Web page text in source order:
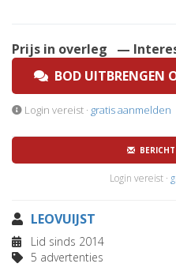
Prijs in overleg
—
BOD UITBRENGEN
Login vereist · gratis aanmelden
BERICHT
Login vereist ·
LEOVUIJST
Lid sinds 2014
5 advertenties